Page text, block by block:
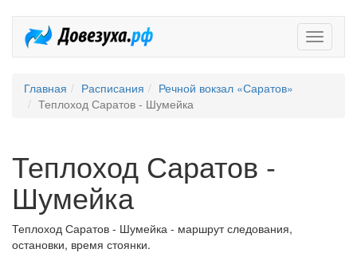
Главная Расписания
Речной вокзал «Саратов»
Теплоход Саратов - Шумейка
Теплоход Саратов -
Шумейка
Теплоход Саратов - Шумейка - маршрут следования,
остановки, время стоянки.